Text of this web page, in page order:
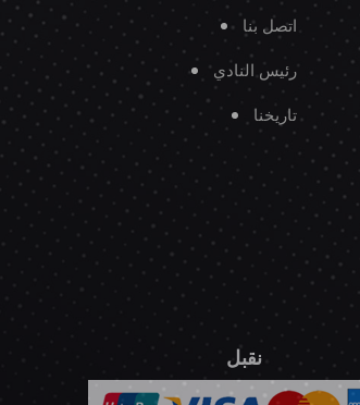
اتصل بنا
رئيس النادي
تاريخنا
نقبل